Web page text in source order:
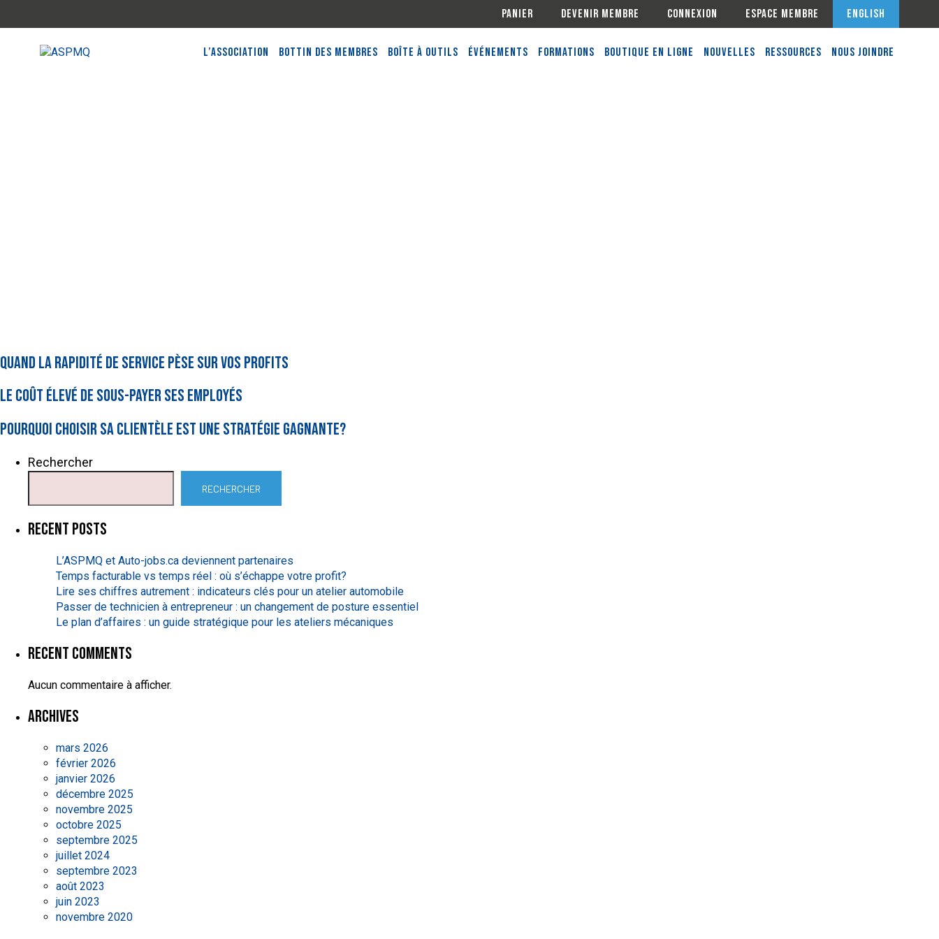
Panier Devenir membre Connexion Espace membre English
L’Association Bottin des membres Boîte à outils Événements Formations Boutique en ligne Nouvelles Ressources Nous joindre
Quand la rapidité de service pèse sur vos profits
Le coût élevé de sous-payer ses employés
Pourquoi choisir sa clientèle est une stratégie gagnante?
Rechercher
RECHERCHER
Recent Posts
L’ASPMQ et Auto-jobs.ca deviennent partenaires
Temps facturable vs temps réel : où s’échappe votre profit?
Lire ses chiffres autrement : indicateurs clés pour un atelier automobile
Passer de technicien à entrepreneur : un changement de posture essentiel
Le plan d’affaires : un guide stratégique pour les ateliers mécaniques
Recent Comments
Aucun commentaire à afficher.
Archives
mars 2026
février 2026
janvier 2026
décembre 2025
novembre 2025
octobre 2025
septembre 2025
juillet 2024
septembre 2023
août 2023
juin 2023
novembre 2020